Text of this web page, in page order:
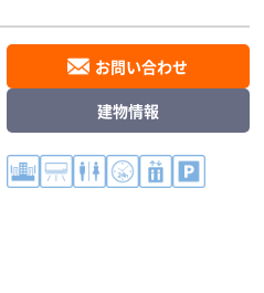
お問い合わせ
建物情報